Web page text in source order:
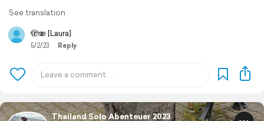
See translation
🫣🫨 [Laura]
5/2/23 Reply
Thailand Solo Abenteuer 2023